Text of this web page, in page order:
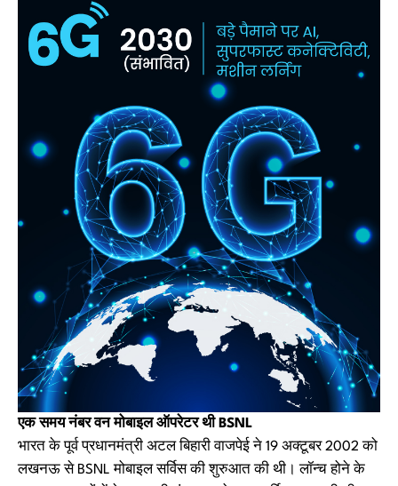
एक समय नंबर वन मोबाइल ऑपरेटर थी BSNL
भारत के पूर्व प्रधानमंत्री अटल बिहारी वाजपेई ने 19 अक्टूबर 2002 को
लखनऊ से BSNL मोबाइल सर्विस की शुरुआत की थी। लॉन्च होने के